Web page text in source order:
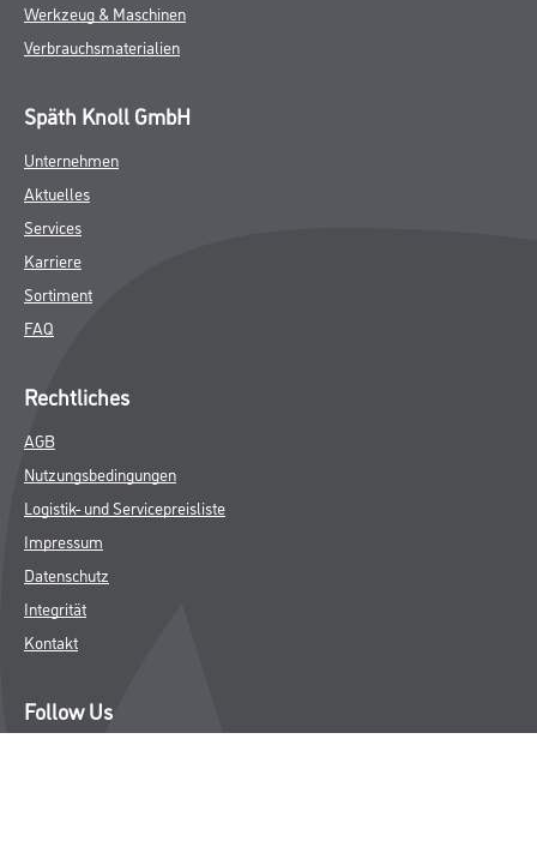
Werkzeug & Maschinen
Verbrauchsmaterialien
Späth Knoll GmbH
Unternehmen
Aktuelles
Services
Karriere
Sortiment
FAQ
Rechtliches
AGB
Nutzungsbedingungen
Logistik- und Servicepreisliste
Impressum
Datenschutz
Integrität
Kontakt
Follow Us